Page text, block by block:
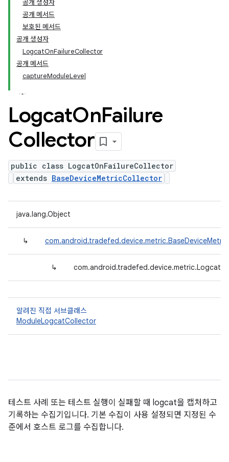
공개 생성자
공개 메서드
보호된 메서드
공개 생성자
LogcatOnFailureCollector
공개 메서드
captureModuleLevel
LogcatOnFailure
Collector
public class LogcatOnFailureCollector
extends BaseDeviceMetricCollector
java.lang.Object
↳
↳
알려진 직접 서브클래스
ModuleLogcatCollector
테스트 사례 또는 테스트 실행이 실패할 때 logcat을 캡처하고
기록하는 수집기입니다. 기본 수집이 사용 설정되면 지정된 수
준에서 호스트 로그를 수집합니다.